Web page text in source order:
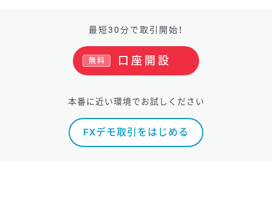
最短30分で取引開始！
口座開設
無料
本番に近い環境でお試しください
FXデモ取引をはじめる